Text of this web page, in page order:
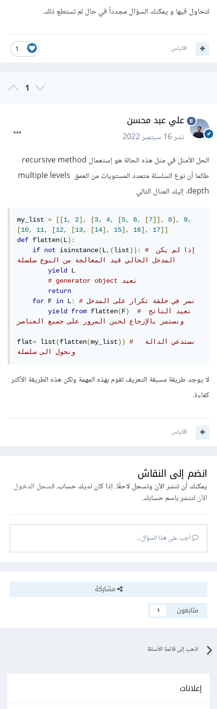
لتحاول فيها و يمكنك السؤال مجدداً في حال لم تستطع ذلك.
1 اقتباس
1
علي عبد محسن
نشر16 سبتمبر 2022
الحل الأمثل في مثل هذه الحالة هو إستعمال recursive method
طالما أن نوع السلسلة متعدد المستويات من العمق multiple levels
depth. إليك المثال التالي
my_list = [[1, 2], [3, 4, [5, 6, [7]], 8], 9,
[10, 11, [12, [13, [14], 15], 16], 17]]
def flatten(L):
if
not isinstance(L,(list)):
# إذا لم يكن
المدخل الحالي قيد المعالجة من النوع سلسلة
yield L
# generator object نعيد
return
for F in L:
# نمر في حلقة تكرار على المدخل
yield
from flatten(F)
# نعيد الناتج
ونستمر بالإرجاع لحين المرور على جميع العناصر
flat= list(flatten(my_list))
#  نستدعي الدالة
ونحول الى سلسلة
لا يوجد طريقة مسبقة التعريف تقوم بهذه المهمة ولكن هذه الطريقة الأكثر
كفاءة.
اقتباس
انضم إلى النقاش
يمكنك أن تنشر الآن وتسجل لاحقًا. إذا كان لديك حساب،فسجل الدخول
الآنلتنشر باسم حسابك.
أجب على هذا السؤال...
مشاركة
متابعون
1
اذهب إلى قائمة الأسئلة
إعلانات